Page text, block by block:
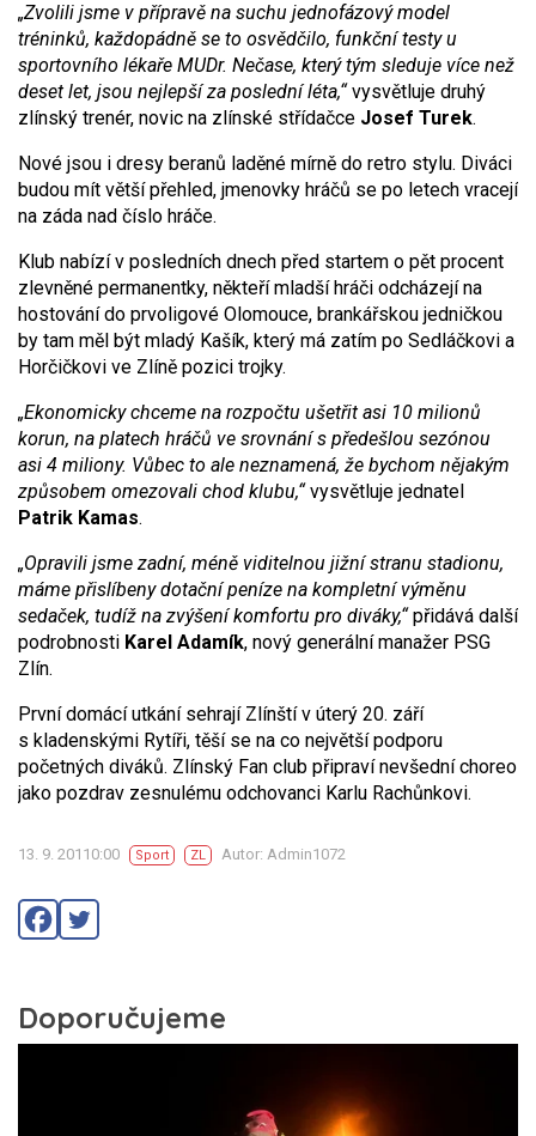
„Zvolili jsme v přípravě na suchu jednofázový model
tréninků, každopádně se to osvědčilo, funkční testy u
sportovního lékaře MUDr. Nečase, který tým sleduje více než
deset let, jsou nejlepší za poslední léta,“vysvětluje druhý
zlínský trenér, novic na zlínské střídačce Josef Turek.
Nové jsou i dresy beranů laděné mírně do retro stylu. Diváci
budou mít větší přehled, jmenovky hráčů se po letech vracejí
na záda nad číslo hráče.
Klub nabízí v posledních dnech před startem o pět procent
zlevněné permanentky, někteří mladší hráči odcházejí na
hostování do prvoligové Olomouce, brankářskou jedničkou
by tam měl být mladý Kašík, který má zatím po Sedláčkovi a
Horčičkovi ve Zlíně pozici trojky.
„Ekonomicky chceme na rozpočtu ušetřit asi 10 milionů
korun, na platech hráčů ve srovnání s předešlou sezónou
asi 4 miliony. Vůbec to ale neznamená, že bychom nějakým
způsobem omezovali chod klubu,“vysvětluje jednatel
Patrik Kamas.
„Opravili jsme zadní, méně viditelnou jižní stranu stadionu,
máme přislíbeny dotační peníze na kompletní výměnu
sedaček, tudíž na zvýšení komfortu pro diváky,“přidává další
podrobnosti Karel Adamík, nový generální manažer PSG
Zlín.
První domácí utkání sehrají Zlínští v úterý 20. září
s kladenskými Rytíři, těší se na co největší podporu
početných diváků. Zlínský Fan club připraví nevšední choreo
jako pozdrav zesnulému odchovanci Karlu Rachůnkovi.
13. 9. 20110:00 Sport ZL Autor: Admin1072